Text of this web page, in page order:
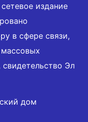
издание
в сфере связи,
Эл
дом